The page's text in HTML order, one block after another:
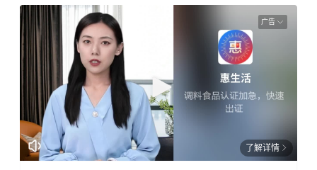
广告
了解详情